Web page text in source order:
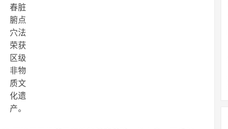
春脏
腑点
穴法
荣获
区级
非物
质文
化遗
产。